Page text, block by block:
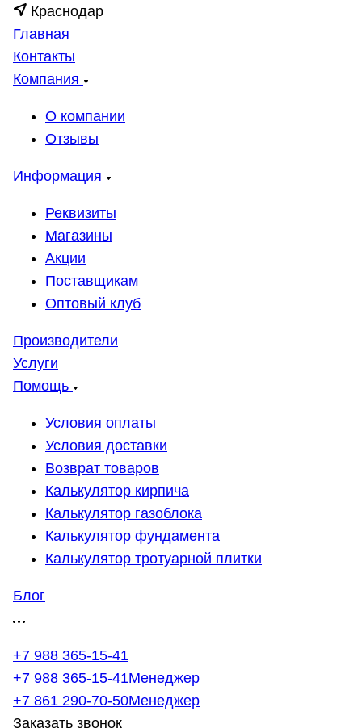
Краснодар
Главная
Контакты
Компания
О компании
Отзывы
Информация
Реквизиты
Магазины
Акции
Поставщикам
Оптовый клуб
Производители
Услуги
Помощь
Условия оплаты
Условия доставки
Возврат товаров
Калькулятор кирпича
Калькулятор газоблока
Калькулятор фундамента
Калькулятор тротуарной плитки
Блог
+7 988 365-15-41
+7 988 365-15-41Менеджер
+7 861 290-70-50Менеджер
Заказать звонок